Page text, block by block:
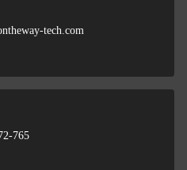
tech.com
765